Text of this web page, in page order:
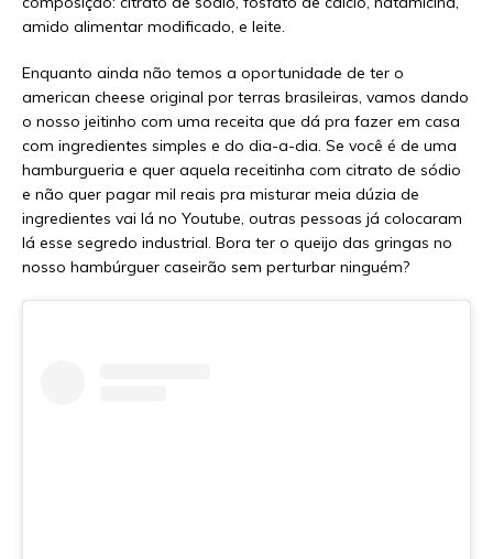
amido alimentar modificado, e leite.
Enquanto ainda não temos a oportunidade de ter o
american cheese original por terras brasileiras, vamos dando
o nosso jeitinho com uma receita que dá pra fazer em casa
com ingredientes simples e do dia-a-dia. Se você é de uma
hamburgueria e quer aquela receitinha com citrato de sódio
e não quer pagar mil reais pra misturar meia dúzia de
ingredientes vai lá no Youtube, outras pessoas já colocaram
lá esse segredo industrial. Bora ter o queijo das gringas no
nosso hambúrguer caseirão sem perturbar ninguém?